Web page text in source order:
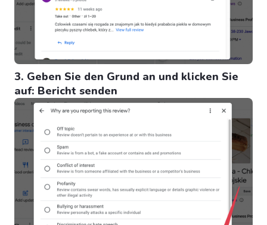
3. Geben Sie den Grund an und klicken Sie
auf: Bericht senden